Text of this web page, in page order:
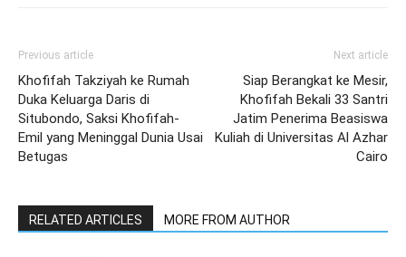
Previous article
Khofifah Takziyah ke Rumah
Duka Keluarga Daris di
Situbondo, Saksi Khofifah-
Emil yang Meninggal Dunia Usai
Betugas
Next article
Siap Berangkat ke Mesir,
Khofifah Bekali 33 Santri
Jatim Penerima Beasiswa
Kuliah di Universitas Al Azhar
Cairo
RELATED ARTICLES MORE FROM AUTHOR